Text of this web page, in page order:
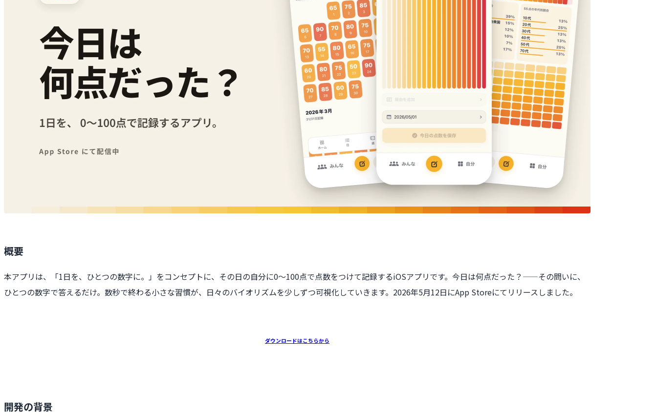
概要
本アプリは、「1日を、ひとつの数字に。」をコンセプトに、その日の自分に0〜100点で点数をつけて記録するiOSアプリです。今日は何点だった？——その問いに、
ひとつの数字で答えるだけ。数秒で終わる小さな習慣が、日々のバイオリズムを少しずつ可視化していきます。2026年5月12日にApp Storeにてリリースしました。
ダウンロードはこちらから
開発の背景